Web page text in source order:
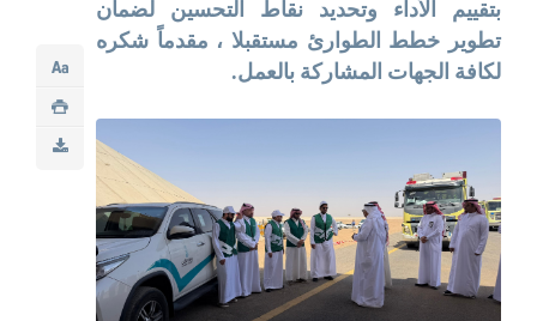
بتقييم الأداء وتحديد نقاط التحسين لضمان
تطوير خطط الطوارئ مستقبلا ، مقدماً شكره
لكافة الجهات المشاركة بالعمل.